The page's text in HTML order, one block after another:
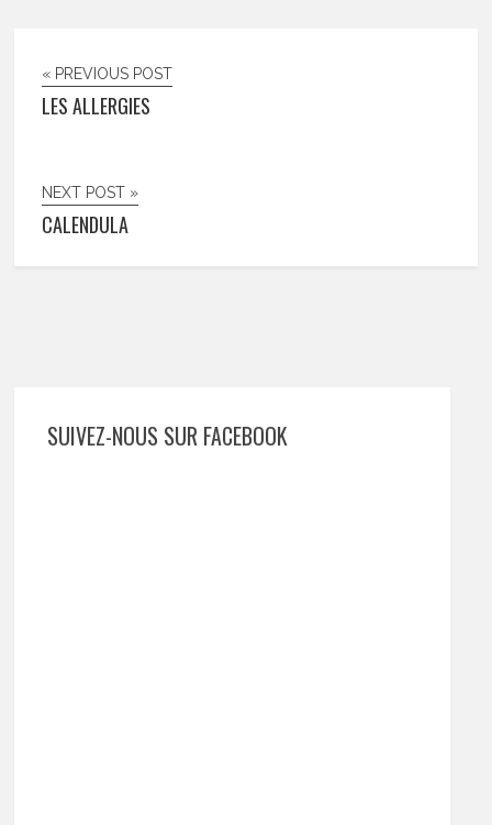
« PREVIOUS POST
LES ALLERGIES
NEXT POST »
CALENDULA
SUIVEZ-NOUS SUR FACEBOOK